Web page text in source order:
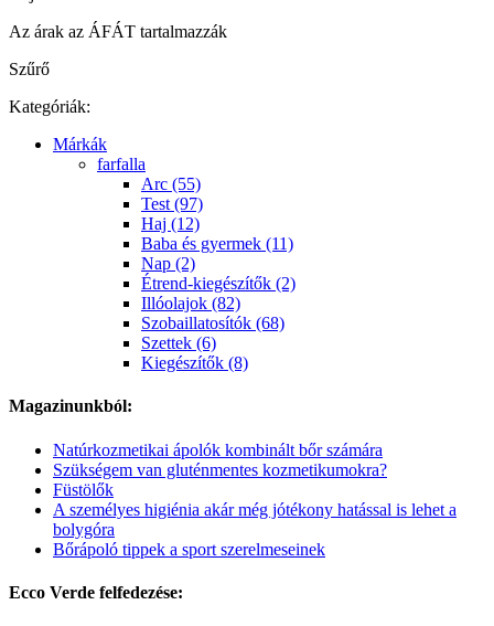
Az árak az ÁFÁT tartalmazzák
Szűrő
Kategóriák:
Márkák
farfalla
Arc (55)
Test (97)
Haj (12)
Baba és gyermek (11)
Nap (2)
Étrend-kiegészítők (2)
Illóolajok (82)
Szobaillatosítók (68)
Szettek (6)
Kiegészítők (8)
Magazinunkból:
Natúrkozmetikai ápolók kombinált bőr számára
Szükségem van gluténmentes kozmetikumokra?
Füstölők
A személyes higiénia akár még jótékony hatással is lehet a
bolygóra
Bőrápoló tippek a sport szerelmeseinek
Ecco Verde felfedezése: